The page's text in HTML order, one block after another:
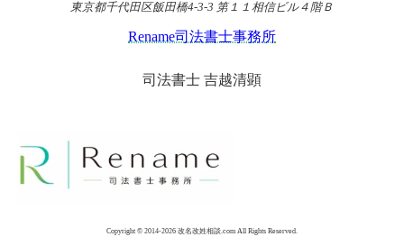
東京都千代田区飯田橋4-3-3 第１１相信ビル４階Ｂ
Rename司法書士事務所
司法書士 吉越清顕
Copyright © 2014-2026 改名改姓相談.com All Rights Reserved.